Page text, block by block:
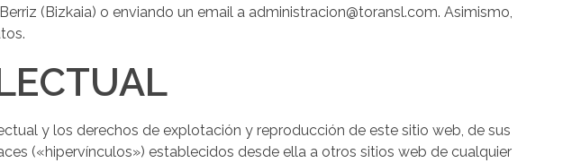
(Bizkaia) o enviando un email a administracion@toransl.com. Asimismo,
y los derechos de explotación y reproducción de este sitio web, de sus
(«hipervínculos») establecidos desde ella a otros sitios web de cualquier